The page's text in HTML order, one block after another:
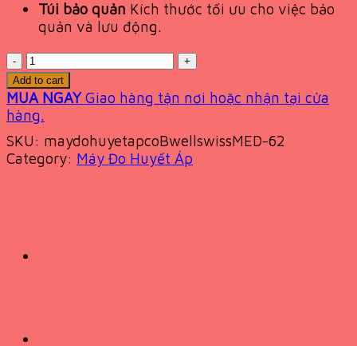
Túi bảo quản Kích thước tối ưu cho việc bảo
quản và lưu động.
Quantity
Add to cart
MUA NGAY Giao hàng tận nơi hoặc nhận tại cửa
hàng.
SKU: maydohuyetapcoBwellswissMED-62
Category: Máy Đo Huyết Áp